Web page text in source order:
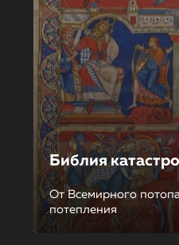
Библия
От Всемирного
потепления